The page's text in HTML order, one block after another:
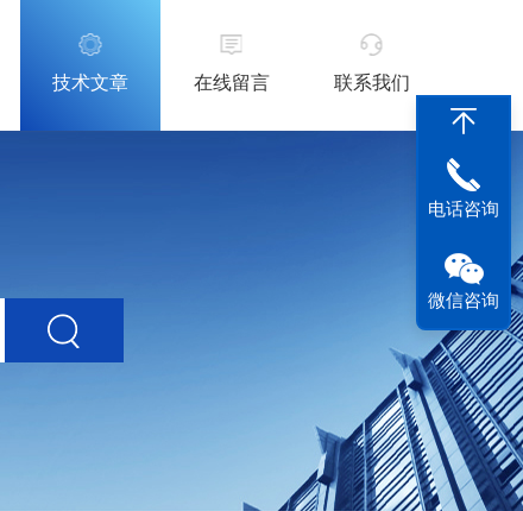
技术文章 在线留言 联系我们
电话咨询
微信咨询